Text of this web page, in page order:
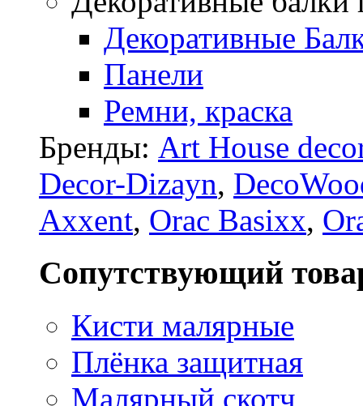
Декоративные
Панели
Ремни, краска
Бренды: Art House
Decor-Dizayn,
Axxent, Orac Basixx,
Сопутствующий
Кисти малярные
Плёнка защитная
Малярный скотч